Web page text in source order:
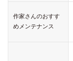
作家さんのおすす
めメンテナンス